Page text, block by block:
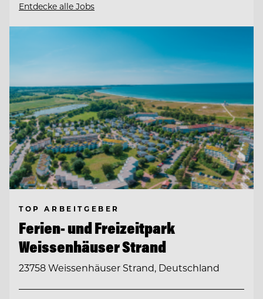
Entdecke alle Jobs
TOP ARBEITGEBER
Ferien- und Freizeitpark
Weissenhäuser Strand
23758 Weissenhäuser Strand, Deutschland